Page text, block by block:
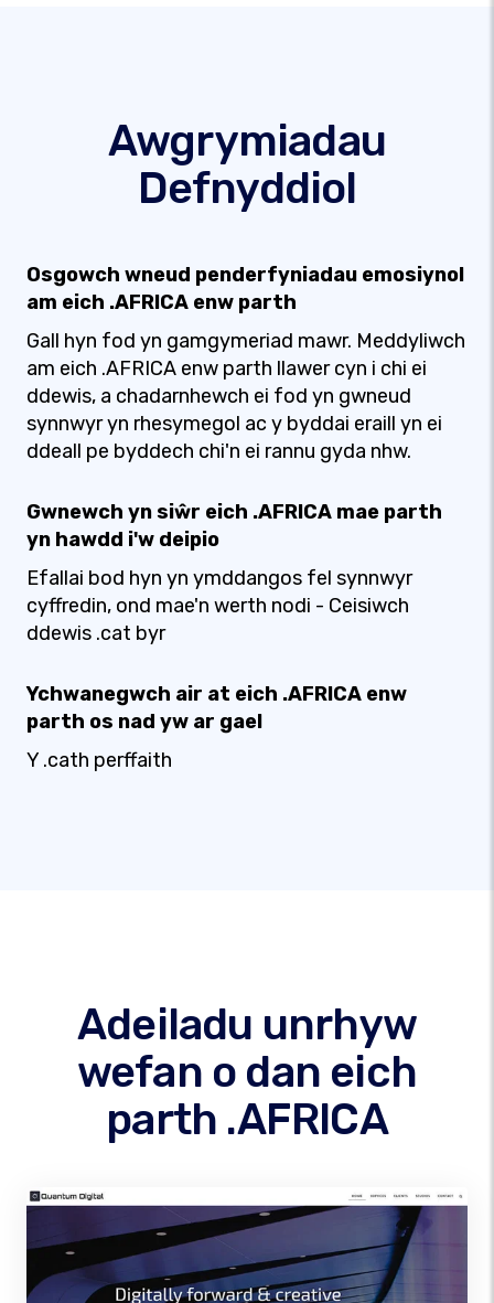
Awgrymiadau
Defnyddiol
Osgowch wneud penderfyniadau emosiynol
am eich .AFRICA enw parth
Gall hyn fod yn gamgymeriad mawr. Meddyliwch
am eich .AFRICA enw parth llawer cyn i chi ei
ddewis, a chadarnhewch ei fod yn gwneud
synnwyr yn rhesymegol ac y byddai eraill yn ei
ddeall pe byddech chi'n ei rannu gyda nhw.
Gwnewch yn siŵr eich .AFRICA mae parth
yn hawdd i'w deipio
Efallai bod hyn yn ymddangos fel synnwyr
cyffredin, ond mae'n werth nodi - Ceisiwch
ddewis .cat byr
Ychwanegwch air at eich .AFRICA enw
parth os nad yw ar gael
Y .cath perffaith
Adeiladu unrhyw
wefan o dan eich
parth .AFRICA